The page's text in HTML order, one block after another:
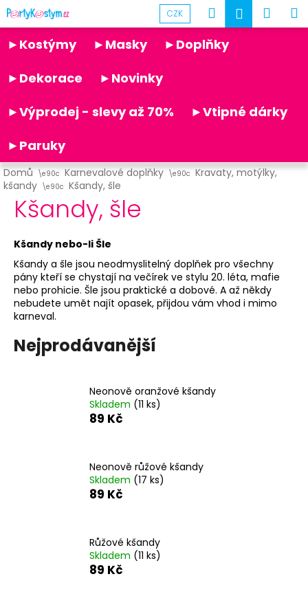
Přejít
na
obsah
CZK Hledat
►Kostýmy ►Masky
►Doplňky
►Dekorace
►Novinky
►Výprodej - slevy až 70%
►Vtipné dárky
►Paruky
Domů Karnevalové doplňky
Kravaty, motýlky,
kšandy
Kšandy, šle
Kšandy, šle
Kšandy nebo-li Šle
Kšandy a šle jsou neodmyslitelný doplňek pro všechny
pány kteří se chystají na večírek ve stylu 20. léta, mafie
nebo prohicie. Šle jsou praktické a dobové. A až někdy
nebudete umět najít opasek, přijdou vám vhod i mimo
karneval.
Nejprodávanější
Neonově oranžové kšandy
Skladem (11 ks)
89 Kč
Neonově růžové kšandy
Skladem (17 ks)
89 Kč
Růžové kšandy
Skladem (11 ks)
89 Kč
K
o
C
p
t
ř
e
b
u
j
e
t
e
n
a
j
HLEDAT
Partykostym.cz - online